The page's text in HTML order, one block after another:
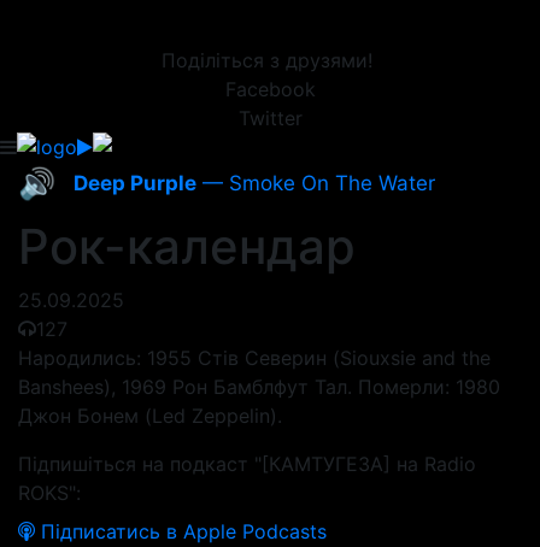
Поділіться з друзями!
Facebook
Twitter
🔊 Deep Purple — Smoke On The Water
Рок-календар
25.09.2025
127
Народились: 1955 Стів Северин (Siouxsie and the
Banshees), 1969 Рон Бамблфут Тал. Померли: 1980
Джон Бонем (Led Zeppelin).
Підпишіться на подкаст "[КАМТУГЕЗА] на Radio
ROKS":
Підписатись в Apple Podcasts